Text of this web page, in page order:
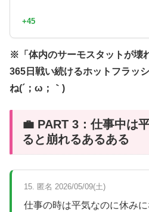
+45
※「体内のサーモスタットが壊
365日戦い続けるホットフラッ
ね(´；ω；｀)
💼 PART 3：仕事中は
ると崩れるあるある
15. 匿名 2026/05/09(土)
仕事の時は平気なのに休み